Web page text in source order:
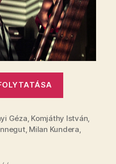
Géza Komjáthy István
, Milan Kundera